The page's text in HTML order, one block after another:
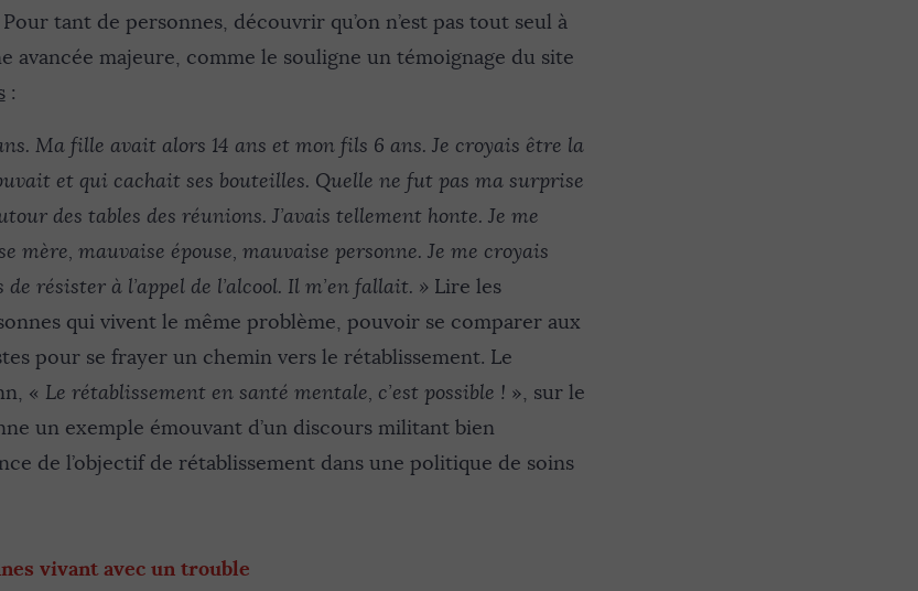
tant de personnes, découvrir qu’on n’est pas tout seul à
avancée majeure, comme le souligne un témoignage du site
:
Ma fille avait alors 14 ans et mon fils 6 ans. Je croyais être la
et qui cachait ses bouteilles. Quelle ne fut pas ma surprise
des tables des réunions. J’avais tellement honte. Je me
mère, mauvaise épouse, mauvaise personne. Je me croyais
résister à l’appel de l’alcool. Il m’en fallait. »Lire les
qui vivent le même problème, pouvoir se comparer aux
pour se frayer un chemin vers le rétablissement. Le
« Le rétablissement en santé mentale, c’est possible ! », sur le
un exemple émouvant d’un discours militant bien
de l’objectif de rétablissement dans une politique de soins
vivant avec un trouble